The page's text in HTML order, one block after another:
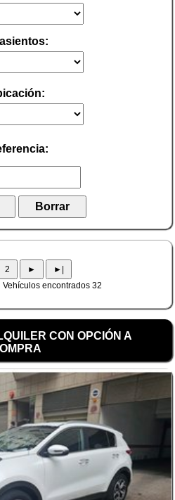
asientos:
encontrados 32
CON OPCIÓN A
vehículo
IVA incluido